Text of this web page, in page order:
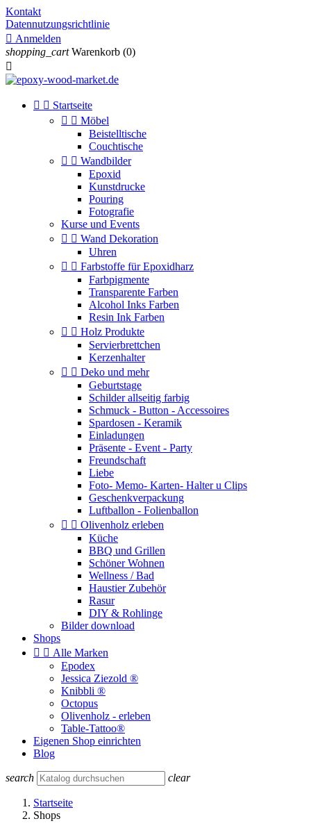
Kontakt
Datennutzungsrichtlinie
 Anmelden
shopping_cart Warenkorb (0)

  Startseite
  Möbel
Beistelltische
Couchtische
  Wandbilder
Epoxid
Kunstdrucke
Pouring
Fotografie
Kurse und Events
  Wand Dekoration
Uhren
  Farbstoffe für Epoxidharz
Farbpigmente
Transparente Farben
Alcohol Inks Farben
Resin Ink Farben
  Holz Produkte
Servierbrettchen
Kerzenhalter
  Deko und mehr
Geburtstage
Schilder allseitig farbig
Schmuck - Button - Accessoires
Spardosen - Keramik
Einladungen
Präsente - Event - Party
Freundschaft
Liebe
Foto- Memo- Karten- Halter u Clips
Geschenkverpackung
Luftballon - Folienballon
  Olivenholz erleben
Küche
BBQ und Grillen
Schöner Wohnen
Wellness / Bad
Haustier Zubehör
Rasur
DIY & Rohlinge
Bilder download
Shops
  Alle Marken
Epodex
Jessica Ziezold ®
Knibbli ®
Octopus
Olivenholz - erleben
Table-Tattoo®
Eigenen Shop einrichten
Blog
search clear
Startseite
Shops